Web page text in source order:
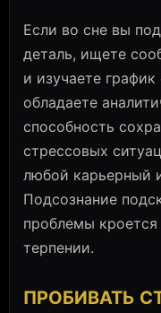
Если во сне вы
деталь, ищете
и изучаете
обладаете
способность
стрессовых
любой карьерный
Подсознание
проблемы
терпении.
ПРОБИВАТЬ